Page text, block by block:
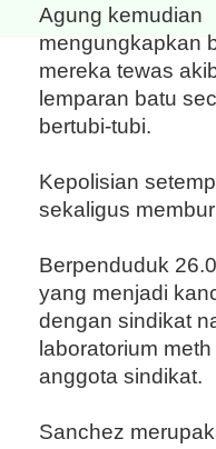
Agung kemudian
mengungkapkan
mereka tewas
lemparan batu
bertubi-tubi.
Kepolisian
sekaligus
Berpenduduk
yang menjadi
dengan sindikat
laboratorium
anggota sindikat.
Sanchez